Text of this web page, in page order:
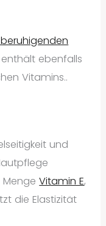
ebenfalls
Vitamins..
und
MengeVitamin E,
die Elastizität